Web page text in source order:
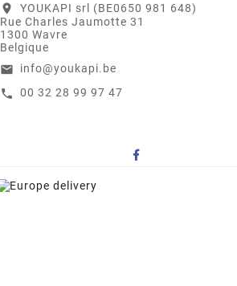
location_on
YOUKAPI srl (BE0650 981 648)
Rue Charles Jaumotte 31
1300 Wavre
Belgique
email info@youkapi.be
call 00 32 28 99 97 47